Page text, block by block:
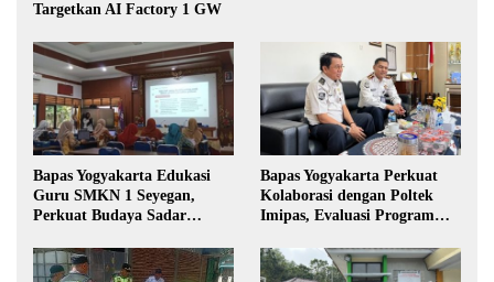
Targetkan AI Factory 1 GW
Bapas Yogyakarta Edukasi
Guru SMKN 1 Seyegan,
Perkuat Budaya Sadar
Bapas Yogyakarta Perkuat
Kolaborasi dengan Poltek
Imipas, Evaluasi Program